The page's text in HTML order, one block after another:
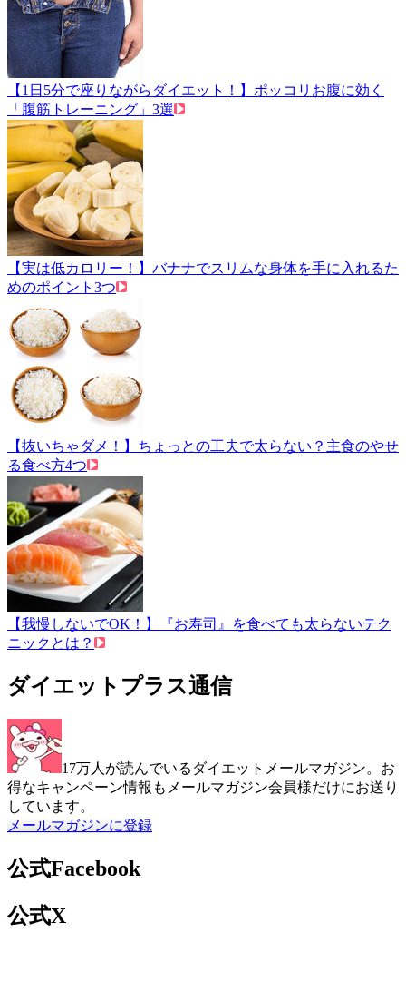
【1日5分で座りながらダイエット！】ポッコリお腹に効く
「腹筋トレーニング」3選
【実は低カロリー！】バナナでスリムな身体を手に入れるた
めのポイント3つ
【抜いちゃダメ！】ちょっとの工夫で太らない？主食のやせ
る食べ方4つ
【我慢しないでOK！】『お寿司』を食べても太らないテク
ニックとは？
ダイエットプラス通信
17万人が読んでいるダイエットメールマガジン。お
得なキャンペーン情報もメールマガジン会員様だけにお送り
しています。
メールマガジンに登録
公式Facebook
公式X